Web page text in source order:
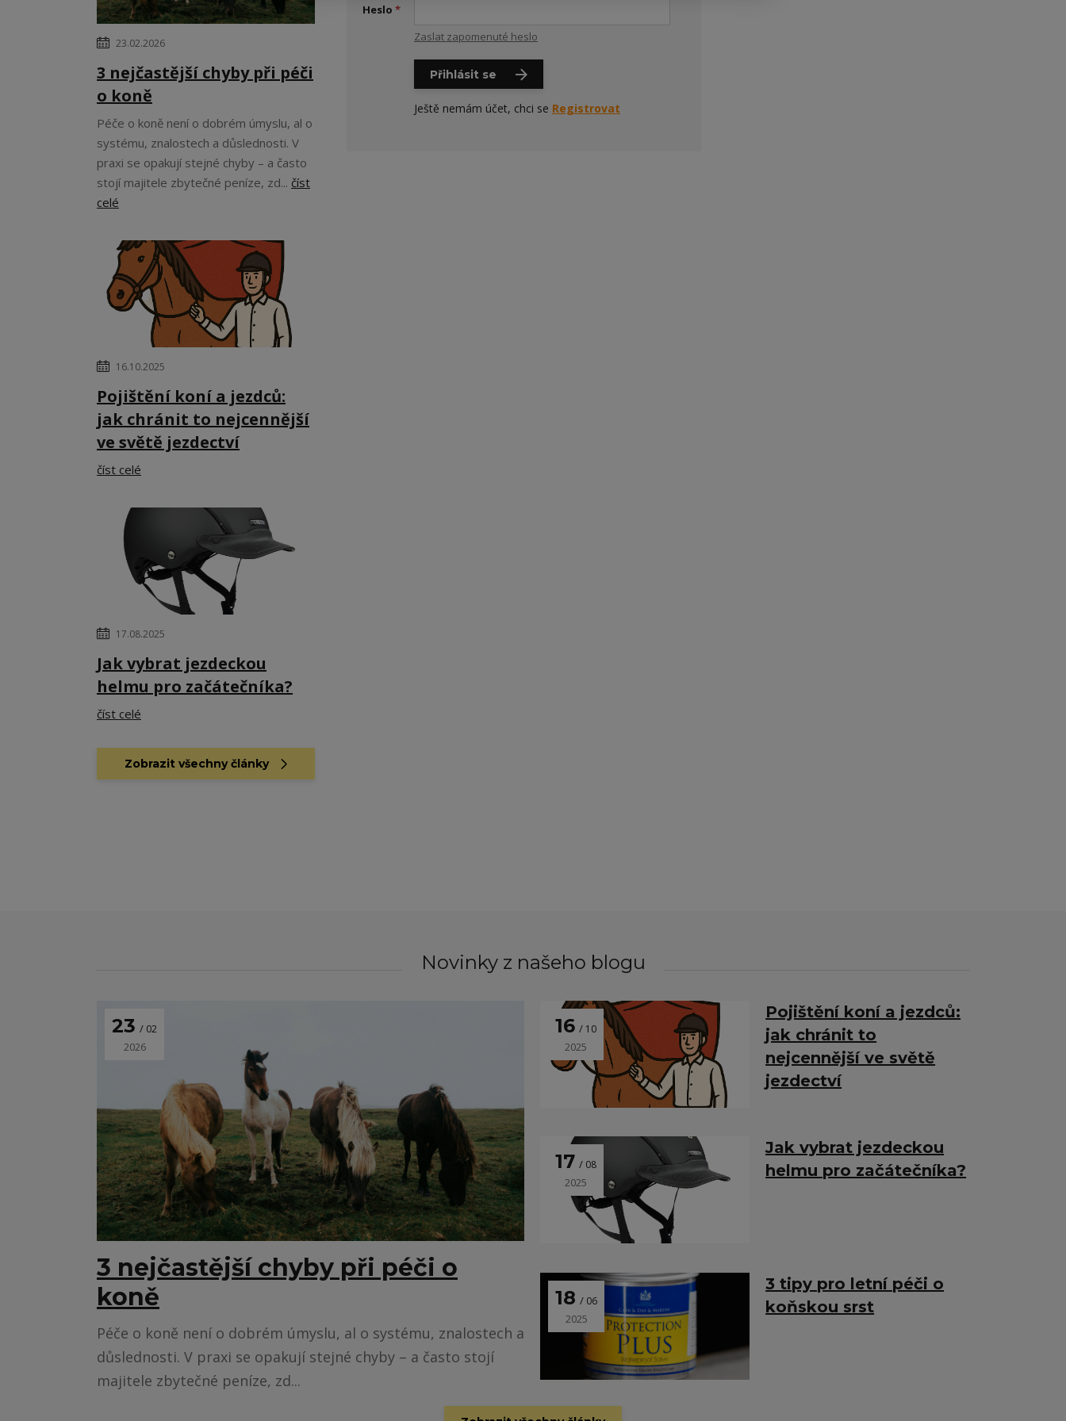
23.02.2026
3 nejčastější chyby při péči
o koně
Péče o koně není o dobrém úmyslu, al o
systému, znalostech a důslednosti. V
praxi se opakují stejné chyby – a často
stojí majitele zbytečné peníze, zd... číst
celé
16.10.2025
Pojištění koní a jezdců:
jak chránit to nejcennější
ve světě jezdectví
číst celé
17.08.2025
Jak vybrat jezdeckou
helmu pro začátečníka?
číst celé
Zobrazit všechny články
Heslo *
Zaslat zapomenuté heslo
Přihlásit se
Ještě nemám účet, chci se Registrovat
Novinky z našeho blogu
23 02
2026
3 nejčastější chyby při péči o
koně
Péče o koně není o dobrém úmyslu, al o systému, znalostech a
důslednosti. V praxi se opakují stejné chyby – a často stojí
majitele zbytečné peníze, zd...
16 10
2025
Pojištění koní a jezdců:
jak chránit to
nejcennější ve světě
jezdectví
17 08
2025
Jak vybrat jezdeckou
helmu pro začátečníka?
18 06
2025
3 tipy pro letní péči o
koňskou srst